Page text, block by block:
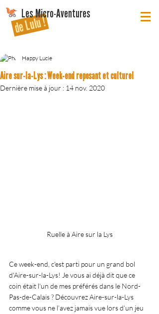
de Lulu !
Les Micro-Aventures
Aire sur-la-Lys : Week-end reposant et culturel
Happy Lucie
Dernière mise à jour : 14 nov. 2020
Ruelle à Aire sur la Lys
Ce week-end, c'est parti pour un grand bol
d'Aire-sur-la-Lys! Je vous ai déjà dit que ce
coin était l'un de mes préférés dans le Nord-
Pas-de-Calais ? Découvrez Aire-sur-la-Lys
comme vous ne l’avez jamais vue lors d’un jeu